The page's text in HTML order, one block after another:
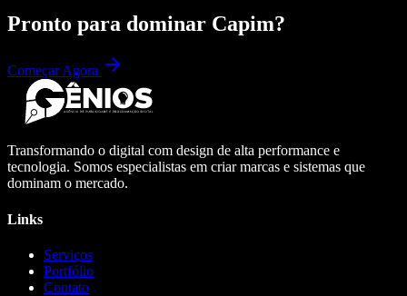
Pronto para dominar Capim?
Começar Agora
Transformando o digital com design de alta performance e
tecnologia. Somos especialistas em criar marcas e sistemas que
dominam o mercado.
Links
Serviços
Portfólio
Contato